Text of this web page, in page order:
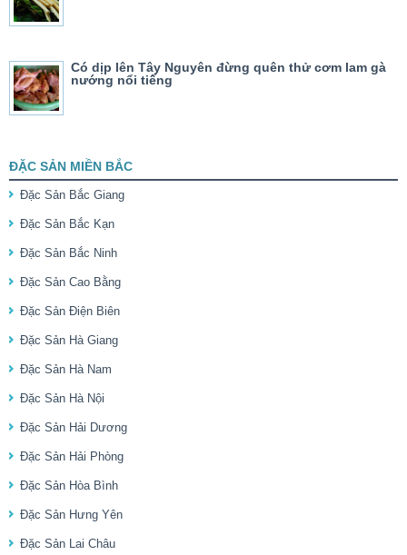
Có dịp lên Tây Nguyên đừng quên thử cơm lam gà
nướng nổi tiếng
ĐẶC SẢN MIỀN BẮC
Đặc Sản Bắc Giang
Đặc Sản Bắc Kạn
Đặc Sản Bắc Ninh
Đặc Sản Cao Bằng
Đặc Sản Điện Biên
Đặc Sản Hà Giang
Đặc Sản Hà Nam
Đặc Sản Hà Nội
Đặc Sản Hải Dương
Đặc Sản Hải Phòng
Đặc Sản Hòa Bình
Đặc Sản Hưng Yên
Đặc Sản Lai Châu